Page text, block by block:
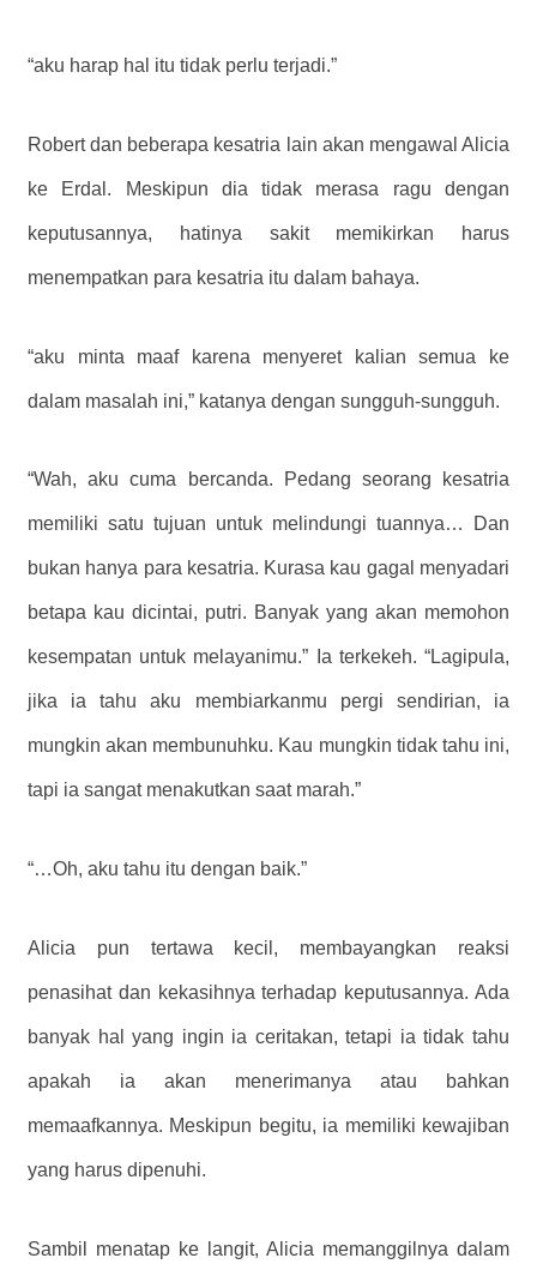
“aku harap hal itu tidak perlu terjadi.”
Robert dan beberapa kesatria lain akan mengawal Alicia
ke Erdal. Meskipun dia tidak merasa ragu dengan
keputusannya, hatinya sakit memikirkan harus
menempatkan para kesatria itu dalam bahaya.
“aku minta maaf karena menyeret kalian semua ke
dalam masalah ini,” katanya dengan sungguh-sungguh.
“Wah, aku cuma bercanda. Pedang seorang kesatria
memiliki satu tujuan untuk melindungi tuannya… Dan
bukan hanya para kesatria. Kurasa kau gagal menyadari
betapa kau dicintai, putri. Banyak yang akan memohon
kesempatan untuk melayanimu.” Ia terkekeh. “Lagipula,
jika ia tahu aku membiarkanmu pergi sendirian, ia
mungkin akan membunuhku. Kau mungkin tidak tahu ini,
tapi ia sangat menakutkan saat marah.”
“…Oh, aku tahu itu dengan baik.”
Alicia pun tertawa kecil, membayangkan reaksi
penasihat dan kekasihnya terhadap keputusannya. Ada
banyak hal yang ingin ia ceritakan, tetapi ia tidak tahu
apakah ia akan menerimanya atau bahkan
memaafkannya. Meskipun begitu, ia memiliki kewajiban
yang harus dipenuhi.
Sambil menatap ke langit, Alicia memanggilnya dalam